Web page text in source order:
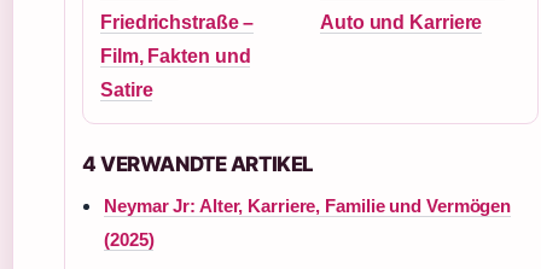
Friedrichstraße –
Film, Fakten und
Satire
Auto und Karriere
4 VERWANDTE ARTIKEL
Neymar Jr: Alter, Karriere, Familie und Vermögen
(2025)